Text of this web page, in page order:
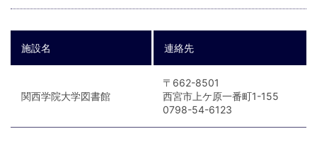
施設名 連絡先
関西学院大学図書館
〒662-8501
西宮市上ケ原一番町1-155
0798-54-6123